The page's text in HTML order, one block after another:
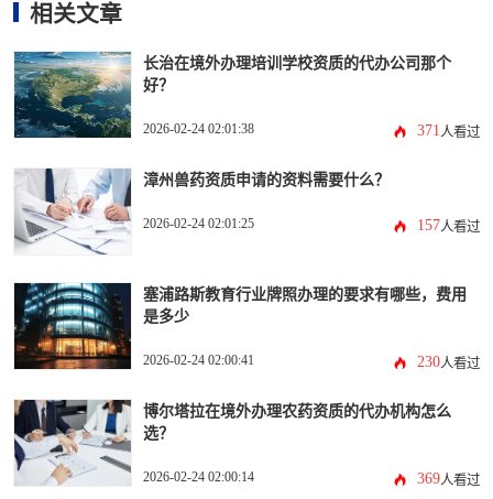
相关文章
长治在境外办理培训学校资质的代办公司那个
好？
2026-02-24 02:01:38 371人看过
漳州兽药资质申请的资料需要什么？
2026-02-24 02:01:25 157人看过
塞浦路斯教育行业牌照办理的要求有哪些，费用
是多少
2026-02-24 02:00:41 230人看过
博尔塔拉在境外办理农药资质的代办机构怎么
选？
2026-02-24 02:00:14 369人看过